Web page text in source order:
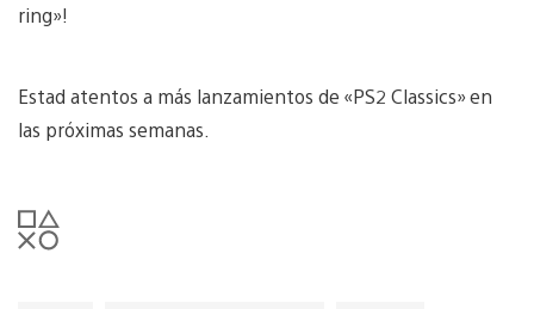
ring»!
Estad atentos a más lanzamientos de «PS2 Classics» en
las próximas semanas.